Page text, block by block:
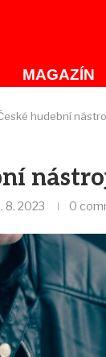
MAGAZÍN
hudební
8. 2023 0